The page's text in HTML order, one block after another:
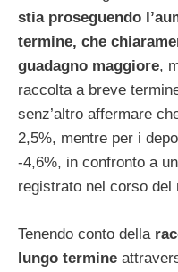
stia proseguendo
termine, che
guadagno maggiore,
raccolta a breve
senz’altro affermare
2,5%, mentre per i
-4,6%, in confronto a
registrato nel corso del
Tenendo conto della
lungo termine